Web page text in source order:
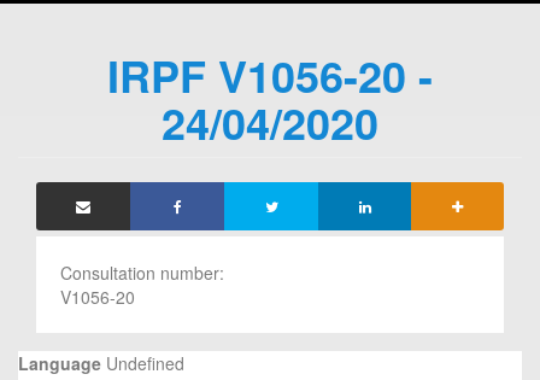
IRPF V1056-20 -
24/04/2020
Consultation number:
V1056-20
Language Undefined